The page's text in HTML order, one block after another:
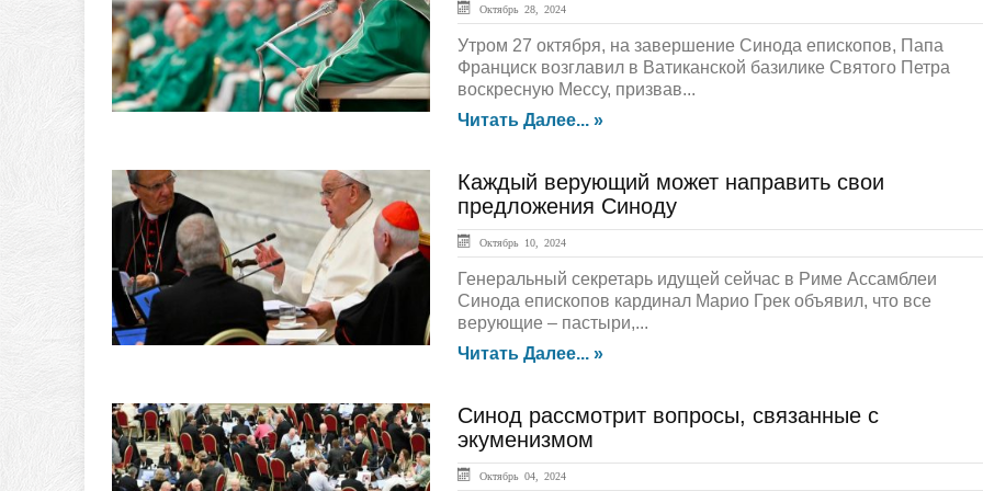
Октябрь 28, 2024
Утром 27 октября, на завершение Синода епископов, Папа
Франциск возглавил в Ватиканской базилике Святого Петра
воскресную Мессу, призвав...
Читать Далее... »
ГЛАВНАЯ
Каждый верующий может направить свои
предложения Синоду
Октябрь 10, 2024
Генеральный секретарь идущей сейчас в Риме Ассамблеи
Синода епископов кардинал Марио Грек объявил, что все
верующие – пастыри,...
Читать Далее... »
ЛЕНТА НОВОСТЕЙ
Синод рассмотрит вопросы, связанные с
экуменизмом
Октябрь 04, 2024